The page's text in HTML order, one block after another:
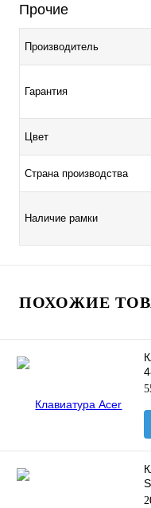
Прочие
Производитель
Гарантия
Цвет
Страна производства
Наличие рамки
ПОХОЖИЕ